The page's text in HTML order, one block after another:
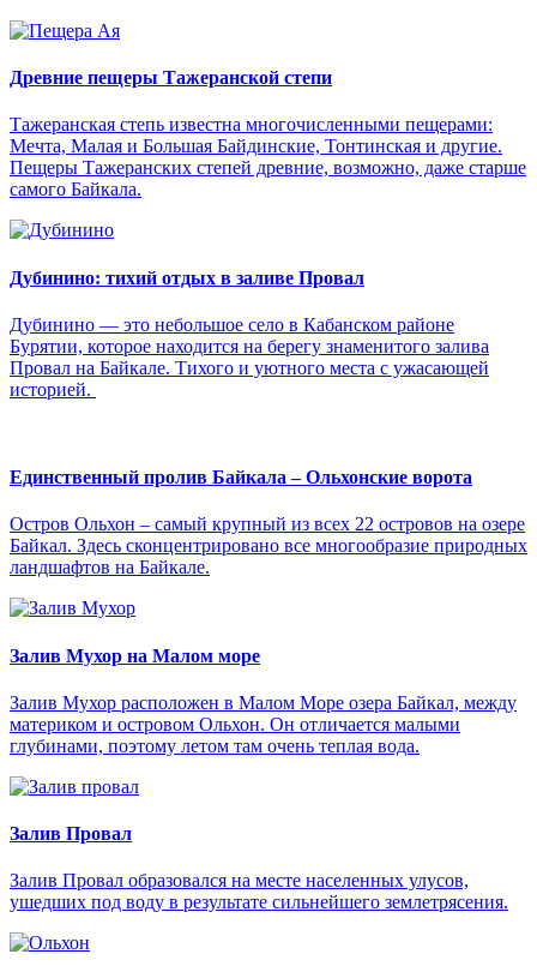
Древние пещеры Тажеранской степи
Тажеранская степь известна многочисленными пещерами:
Мечта, Малая и Большая Байдинские, Тонтинская и другие.
Пещеры Тажеранских степей древние, возможно, даже старше
самого Байкала.
Дубинино: тихий отдых в заливе Провал
Дубинино — это небольшое село в Кабанском районе
Бурятии, которое находится на берегу знаменитого залива
Провал на Байкале. Тихого и уютного места с ужасающей
историей.
Единственный пролив Байкала – Ольхонские ворота
Остров Ольхон – самый крупный из всех 22 островов на озере
Байкал. Здесь сконцентрировано все многообразие природных
ландшафтов на Байкале.
Залив Мухор на Малом море
Залив Мухор расположен в Малом Море озера Байкал, между
материком и островом Ольхон. Он отличается малыми
глубинами, поэтому летом там очень теплая вода.
Залив Провал
Залив Провал образовался на месте населенных улусов,
ушедших под воду в результате сильнейшего землетрясения.